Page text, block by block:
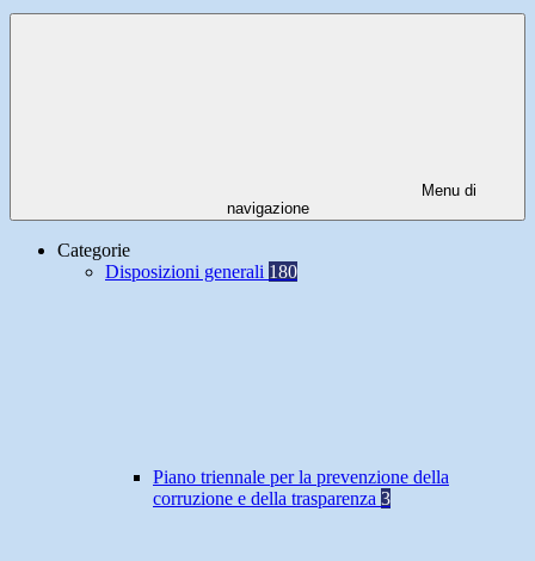
Menu di
navigazione
Categorie
Disposizioni generali 180
Piano triennale per la prevenzione della
corruzione e della trasparenza 3